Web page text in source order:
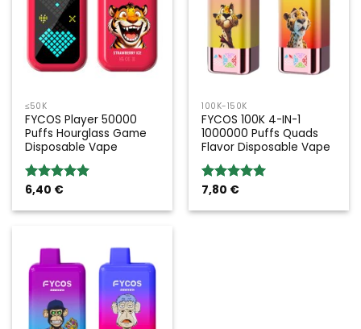
≤50K
FYCOS Player 50000
Puffs Hourglass Game
Disposable Vape
Rated5.00
6,40 €
100K-150K
FYCOS 100K 4-IN-1
1000000 Puffs Quads
Flavor Disposable Vape
Rated5.00
7,80 €